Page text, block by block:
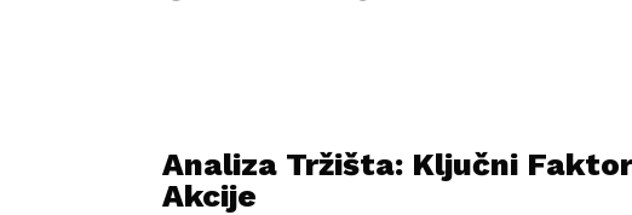
Analiza Tržišta: Ključni
Akcije